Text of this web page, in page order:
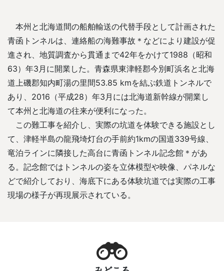
本州と北海道間の船舶輸送の代替手段として計画された
青函トンネルは、連絡船の海難事故＊などにより建設が促
進され、地質調査から貫通まで42年をかけて1988（昭和
63）年3月に開業した。青森県東津軽郡今別町浜名と北海
道上磯郡知内町湯の里間53.85 kmを結ぶ鉄道トンネルで
あり、2016（平成28）年3月には北海道新幹線が開業し
て本州と北海道の往来が便利になった。
この難工事を紹介し、実際の坑道を体験できる施設とし
て、津軽半島の龍飛埼灯台の手前約1kmの国道339号線、
竜泊ラインに隣接した高台に青函トンネル記念館＊があ
る。記念館ではトンネルの姿を立体模型や映像、パネルな
どで紹介しており、海底下にある体験坑道では実際の工事
現場の様子が再現展示されている。